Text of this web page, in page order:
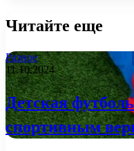
Читайте еще
Разное
11.10.2024
Детская
спортивным